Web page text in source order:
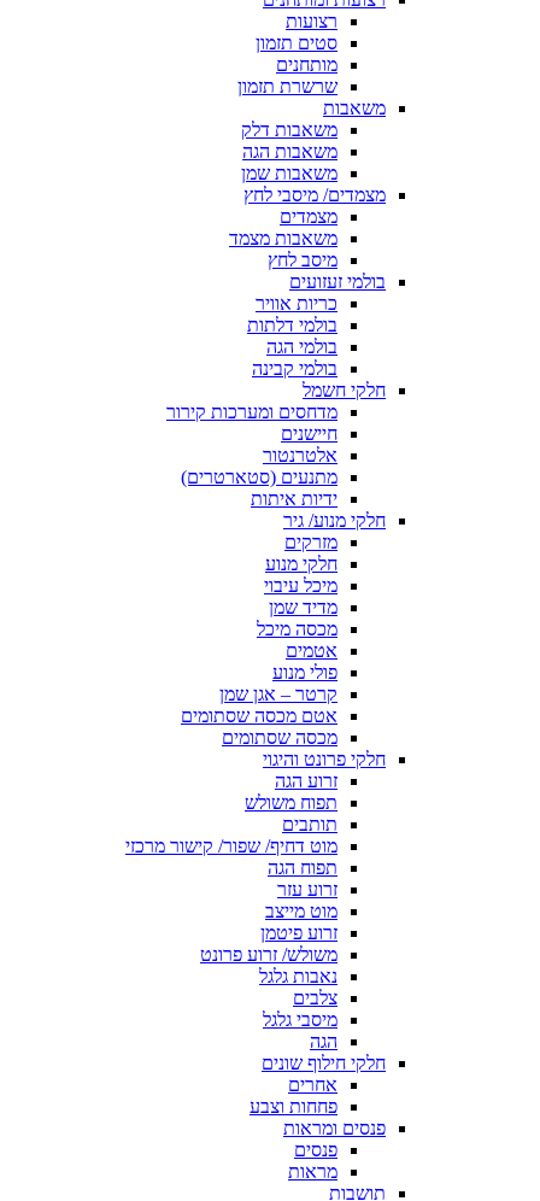
רצועות
סטים תזמון
מותחנים
שרשרת תזמון
משאבות
משאבות דלק
משאבות הגה
משאבות שמן
מצמדים/ מיסבי לחץ
מצמדים
משאבות מצמד
מיסב לחץ
בולמי זעזועים
כריות אוויר
בולמי דלתות
בולמי הגה
בולמי קבינה
חלקי חשמל
מדחסים ומערכות קירור
חיישנים
אלטרנטור
מתנעים (סטארטרים)
ידיות איתות
חלקי מנוע/ גיר
מזרקים
חלקי מנוע
מיכל עיבוי
מדיד שמן
מכסה מיכל
אטמים
פולי מנוע
קרטר – אגן שמן
אטם מכסה שסתומים
מכסה שסתומים
חלקי פרונט והיגוי
זרוע הגה
תפוח משולש
תותבים
מוט דחיף/ שפור/ קישור מרכזי
תפוח הגה
זרוע עזר
מוט מייצב
זרוע פיטמן
משולש/ זרוע פרונט
נאבות גלגל
צלבים
מיסבי גלגל
הגה
חלקי חילוף שונים
אחרים
פחחות וצבע
פנסים ומראות
פנסים
מראות
תושבות